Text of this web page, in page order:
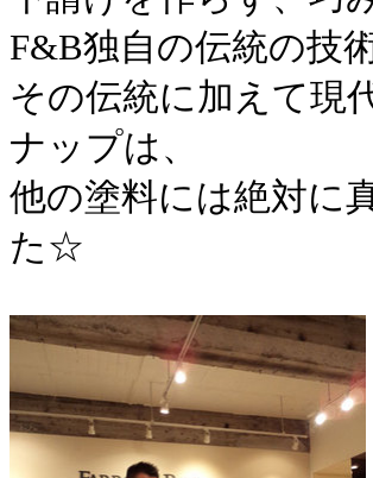
F&B独自の伝統の技
その伝統に加えて現
ナップは、
他の塗料には絶対に
た☆